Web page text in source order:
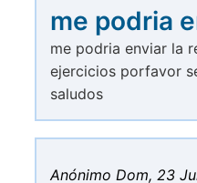
me podria
me podria enviar la
ejercicios porfavor
saludos
Anónimo Dom, 23